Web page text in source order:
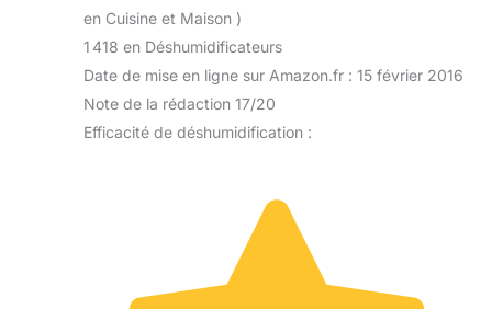
en Cuisine et Maison )
1 418 en Déshumidificateurs
Date de mise en ligne sur Amazon.fr : 15 février 2016
Note de la rédaction 17/20
Efficacité de déshumidification :